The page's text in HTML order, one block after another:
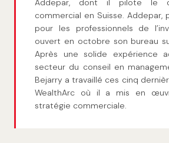
Addepar, dont il pilote le
commercial en Suisse. Addepar,
pour les professionnels de
ouvert en octobre son bureau
Après une solide expérience
secteur du conseil en
Bejarry a travaillé ces cinq
WealthArc où il a mis en
stratégie commerciale.